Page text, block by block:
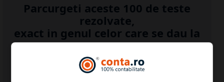
Parcurgeti aceste 100 de teste
rezolvate,
exact in genul celor care se dau la
examen!